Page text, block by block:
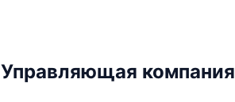
Управляющая компания